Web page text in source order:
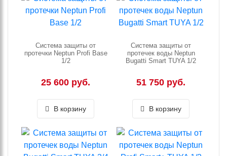
Система защиты от
протечки Neptun Profi Base
1/2
25 600 руб.
В корзину
Система защиты от
протечек воды Neptun
Bugatti Smart TUYA 1/2
51 750 руб.
В корзину